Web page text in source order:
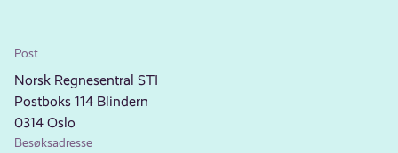
Post
Norsk Regnesentral STI
Postboks 114 Blindern
0314 Oslo
Besøksadresse